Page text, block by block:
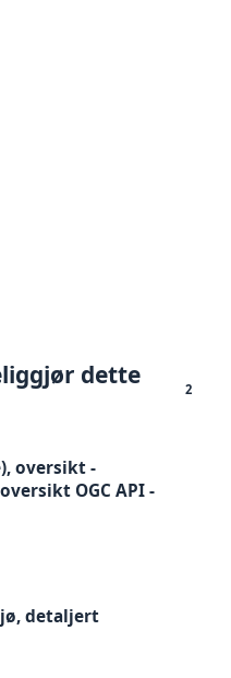
dette
2
oversikt -
OGC API -
detaljert